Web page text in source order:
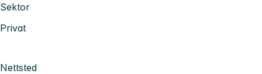
Sektor
Privat
Nettsted